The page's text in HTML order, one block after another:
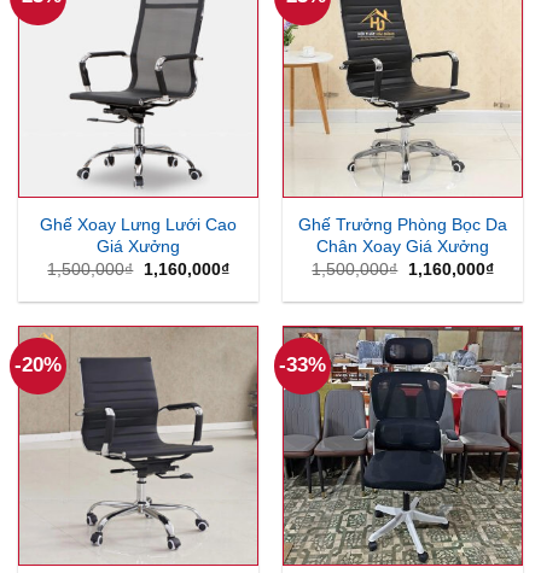
Ghế Xoay Lưng Lưới Cao
Giá Xưởng
1,500,000₫
Giá
là:
1,160,000₫Giá
tại
1,160,000₫.
Ghế Trưởng Phòng Bọc Da
Chân Xoay Giá Xưởng
1,500,000₫
Giá
là:
1,160,000₫Giá
tại
-20% -33%